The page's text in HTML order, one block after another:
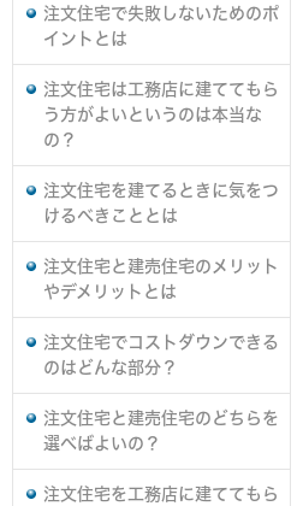
注文住宅で失敗しないためのポ
イントとは
注文住宅は工務店に建ててもら
う方がよいというのは本当な
の？
注文住宅を建てるときに気をつ
けるべきこととは
注文住宅と建売住宅のメリット
やデメリットとは
注文住宅でコストダウンできる
のはどんな部分？
注文住宅と建売住宅のどちらを
選べばよいの？
注文住宅を工務店に建ててもら